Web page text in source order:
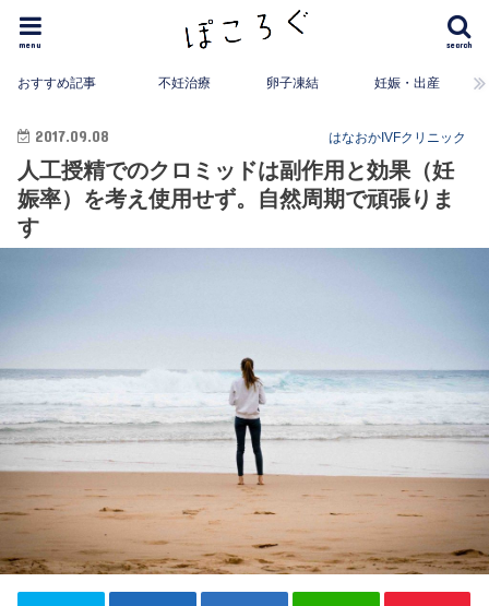
search
menu
おすすめ記事 不妊治療 卵子凍結 妊娠・出産
はなおかIVFクリニック
2017.09.08
人工授精でのクロミッドは副作用と効果（妊
娠率）を考え使用せず。自然周期で頑張りま
す